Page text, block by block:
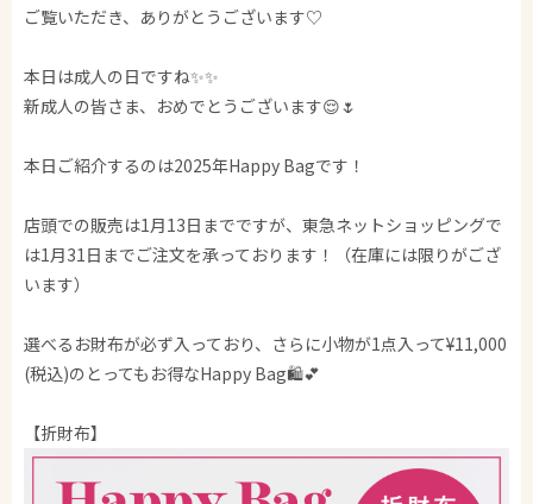
ご覧いただき、ありがとうございます♡
本日は成人の日ですね✨✨
新成人の皆さま、おめでとうございます😌🌷
本日ご紹介するのは2025年Happy Bagです！
店頭での販売は1月13日までですが、東急ネットショッピングで
は1月31日までご注文を承っております！（在庫には限りがござ
います）
選べるお財布が必ず入っており、さらに小物が1点入って¥11,000
(税込)のとってもお得なHappy Bag🛍️💕
【折財布】